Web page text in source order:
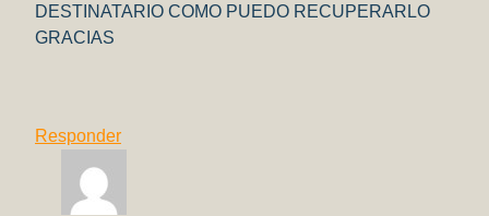
DESTINATARIO COMO PUEDO RECUPERARLO
GRACIAS
Responder